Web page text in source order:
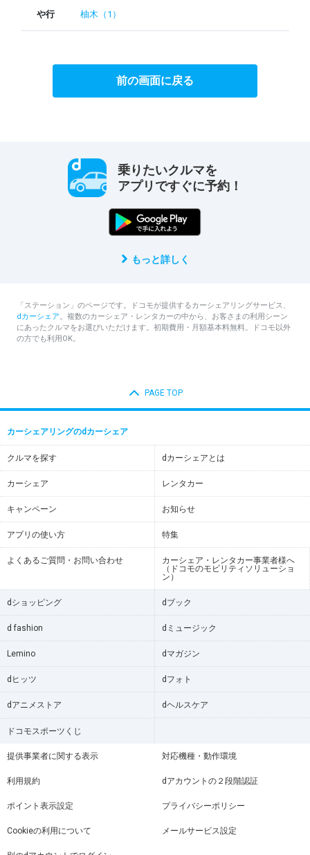
や行 柚木（1）
前の画面に戻る
乗りたいクルマを
アプリですぐに予約！
もっと詳しく
「ステーション」のページです。ドコモが提供するカーシェアリングサービス、
dカーシェア。複数のカーシェア・レンタカーの中から、お客さまの利用シーン
にあったクルマをお選びいただけます。初期費用・月額基本料無料。ドコモ以外
の方でも利用OK。
PAGE TOP
カーシェアリングのdカーシェア
クルマを探す dカーシェアとは
カーシェア レンタカー
キャンペーン お知らせ
アプリの使い方 特集
よくあるご質問・お問い合わせ
カーシェア・レンタカー事業者様へ
（ドコモのモビリティソリューショ
ン）
dショッピング dブック
d fashion dミュージック
Lemino dマガジン
dヒッツ dフォト
dアニメストア dヘルスケア
ドコモスポーツくじ
提供事業者に関する表示 対応機種・動作環境
利用規約 dアカウントの２段階認証
ポイント表示設定 プライバシーポリシー
Cookieの利用について メールサービス設定